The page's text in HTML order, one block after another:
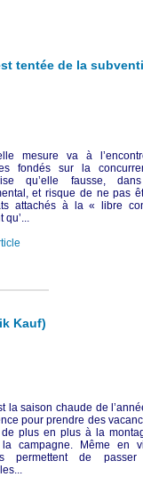
tentée de la
mesure va à
fondés sur la
qu’elle fausse,
et risque de ne pas
attachés à la « libre
qu’...
Kauf)
la saison chaude de
pour prendre des
plus en plus à la
campagne. Même en
permettent de